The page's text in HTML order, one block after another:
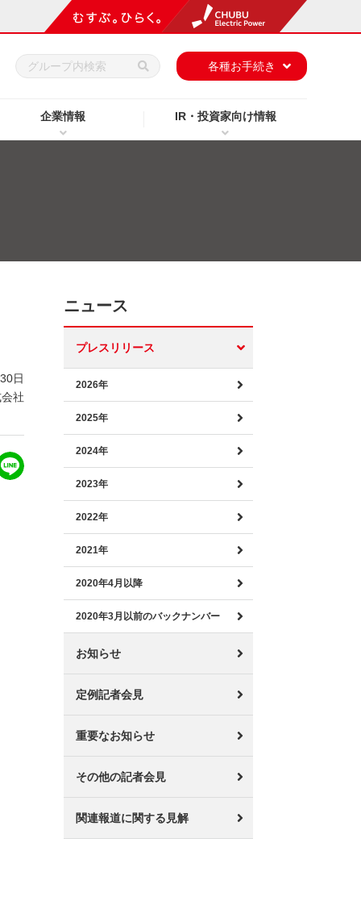
企業情報 IR・投資家向け情報
各種お手続き
日
社
ニュース
プレスリリース
2026年
2025年
2024年
2023年
2022年
2021年
2020年4月以降
2020年3月以前のバックナンバー
お知らせ
定例記者会見
重要なお知らせ
その他の記者会見
関連報道に関する見解